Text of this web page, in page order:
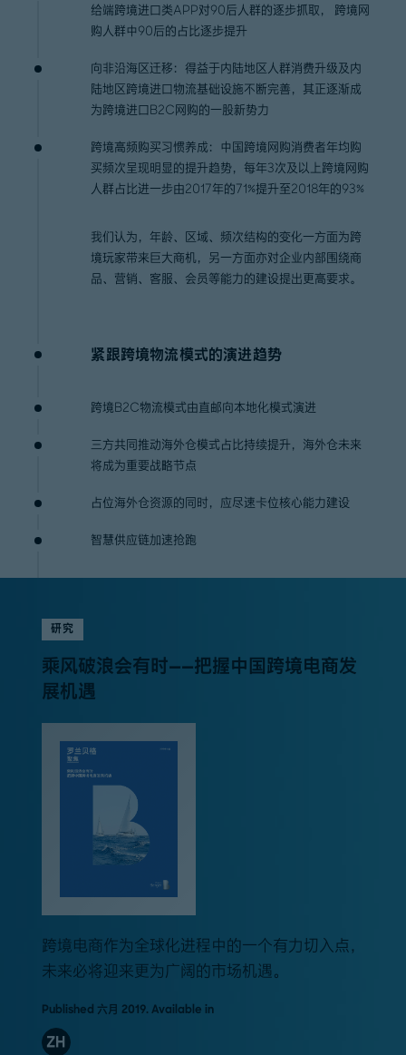
给端跨境进口类APP对90后人群的逐步抓取， 跨境网
购人群中90后的占比逐步提升
向非沿海区迁移：得益于内陆地区人群消费升级及内
陆地区跨境进口物流基础设施不断完善，其正逐渐成
为跨境进口B2C网购的一股新势力
跨境高频购买习惯养成：中国跨境网购消费者年均购
买频次呈现明显的提升趋势，每年3次及以上跨境网购
人群占比进一步由2017年的71%提升至2018年的93%
我们认为，年龄、区域、频次结构的变化一方面为跨
境玩家带来巨大商机，另一方面亦对企业内部围绕商
品、营销、客服、会员等能力的建设提出更高要求。
紧跟跨境物流模式的演进趋势
跨境B2C物流模式由直邮向本地化模式演进
三方共同推动海外仓模式占比持续提升，海外仓未来
将成为重要战略节点
占位海外仓资源的同时，应尽速卡位核心能力建设
智慧供应链加速抢跑
研究
乘风破浪会有时——把握中国跨境电商发
展机遇
跨境电商作为全球化进程中的一个有力切入点，
未来必将迎来更为广阔的市场机遇。
Published 六月 2019. Available in
ZH